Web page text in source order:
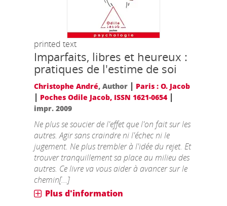
printed text
Imparfaits, libres et heureux :
pratiques de l'estime de soi
Christophe André, Author | Paris : O. Jacob
| Poches Odile Jacob, ISSN 1621-0654 |
impr. 2009
Ne plus se soucier de l'effet que l'on fait sur les
autres. Agir sans craindre ni l'échec ni le
jugement. Ne plus trembler à l'idée du rejet. Et
trouver tranquillement sa place au milieu des
autres. Ce livre va vous aider à avancer sur le
chemin[...]
Plus d'information